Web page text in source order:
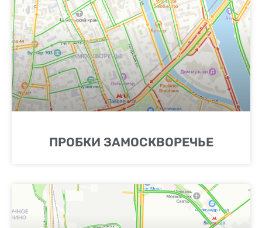
ПРОБКИ ЗАМОСКВОРЕЧЬЕ